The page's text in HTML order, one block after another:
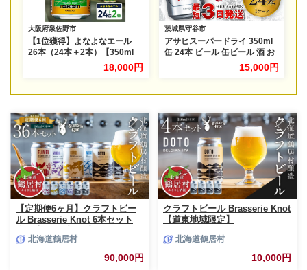
大阪府泉佐野市
【1位獲得】よなよなエール
26本（24本＋2本）【350ml
缶 ビール びーる お酒 さけ
BBQ 飲み比べ 晩酌 高評価 家
ーイング】 G3897-1
18,000円
茨城県守谷市
アサヒスーパードライ 350ml
缶 24本 ビール 缶ビール 酒 お
15,000円
【定期便6ヶ月】クラフトビー
ル Brasserie Knot 6本セット
ル お酒 地域限定 芳醇 ギフト
家飲み 宅飲み IPA ペールエー
ル ベルジャン お中元 お歳暮 缶
北海道鶴居村
90,000円
クラフトビール Brasserie Knot
【道東地域限定】
ット 地ビール 北海道鶴居村産
ビール お酒 芳醇 ギフト 家飲み
宅飲みお中元 お歳暮 缶 缶ビー
北海道鶴居村
10,000円